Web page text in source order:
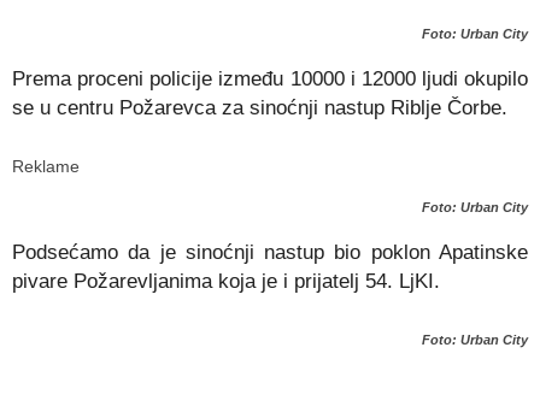
Foto: Urban City
Prema proceni policije između 10000 i 12000 ljudi okupilo
se u centru Požarevca za sinoćnji nastup Riblje Čorbe.
Reklame
Foto: Urban City
Podsećamo da je sinoćnji nastup bio poklon Apatinske
pivare Požarevljanima koja je i prijatelj 54. LjKI.
Foto: Urban City